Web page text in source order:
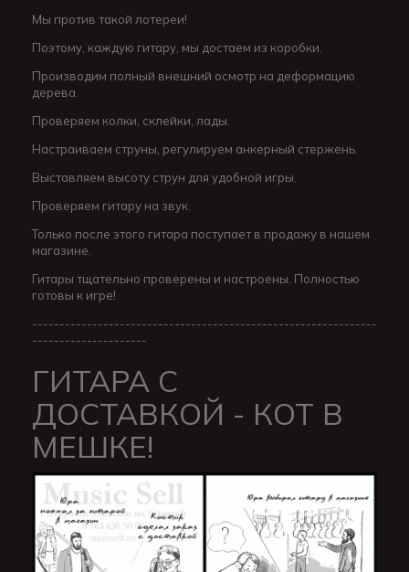
Мы против такой лотереи!
Поэтому, каждую гитару, мы достаем из коробки.
Производим полный внешний осмотр на деформацию
дерева.
Проверяем колки, склейки, лады.
Настраиваем струны, регулируем анкерный стержень.
Выставляем высоту струн для удобной игры.
Проверяем гитару на звук.
Только после этого гитара поступает в продажу в нашем
магазине.
Гитары тщательно проверены и настроены. Полностью
готовы к игре!
---------------------------------------------------------------
---------------------
ГИТАРА С
ДОСТАВКОЙ - КОТ В
МЕШКЕ!